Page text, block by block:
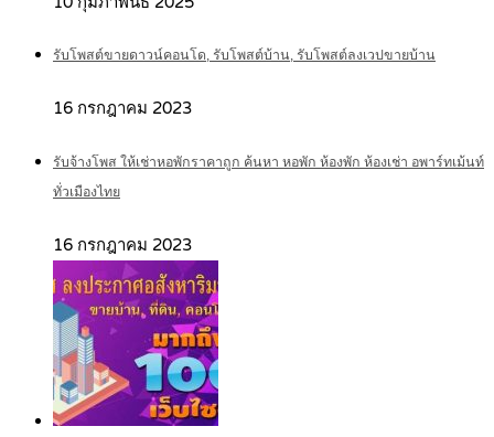
รับโพสต์ขายดาวน์คอนโด, รับโพสต์บ้าน, รับโพสต์ลงเวปขายบ้าน
16 กรกฎาคม 2023
รับจ้างโพส ให้เช่าหอพักราคาถูก ค้นหา หอพัก ห้องพัก ห้องเช่า อพาร์ทเม้นท์
ทั่วเมืองไทย
16 กรกฎาคม 2023